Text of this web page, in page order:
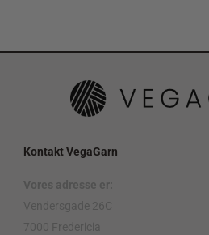
Kontakt VegaGarn
Vores adresse er:
Vendersgade 26C
7000 Fredericia